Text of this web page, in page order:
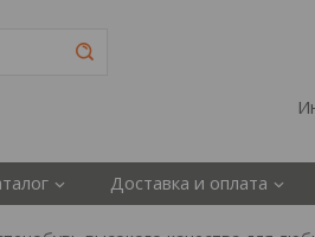
Доставка и оплата